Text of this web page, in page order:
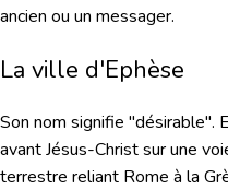
ancien ou un messager.
La ville d'Ephèse
Son nom signifie "désirable".
avant Jésus-Christ sur une
terrestre reliant Rome à la